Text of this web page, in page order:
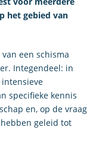
het gebied van
een schisma
Integendeel: in
specifieke kennis
en, op de vraag
geleid tot